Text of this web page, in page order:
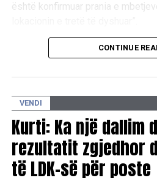
është konfirmuar prania e
Aktualisht, autoritetet kompetente
procedurat e nevojshme
ndërmjet Prokurorisë Speciale
dhe institucioneve të tjera
zbardhjes së të gjitha rrethanave”.
Policia e Kosovës dhe Prokuroria
CONTINUE
VENDI
Kurti: Ka një dallim
rezultatit zgjedhor
të LDK-së për poste